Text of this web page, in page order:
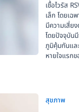
เชื้อไวรัส
เล็ก โดยเ
มีความเสี่ย
โดยปัจจุบัน
ภูมิคุ้มกันแล
หายใจแรก
สุขภาพ